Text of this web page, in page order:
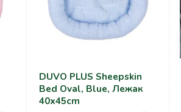
DUVO PLUS Sheepskin
Bed Oval, Blue, Лежак
40x45cm